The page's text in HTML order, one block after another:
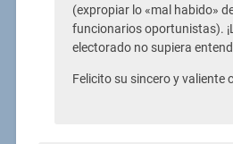
(expropiar lo «mal habido»
funcionarios oportunistas).
electorado no supiera
Felicito su sincero y valiente